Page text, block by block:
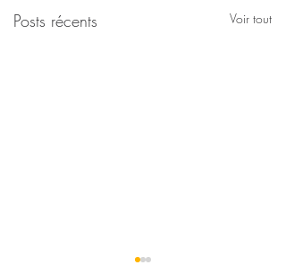
Posts récents Voir tout